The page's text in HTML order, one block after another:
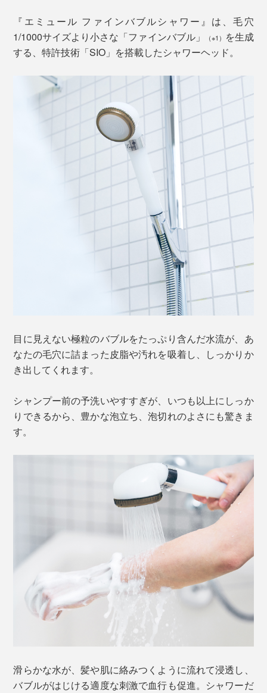
『エミュール ファインバブルシャワー』は、毛穴
1/1000サイズより小さな「ファインバブル」
（※1） を生成
する、特許技術「SIO」を搭載したシャワーヘッド。
目に見えない極粒のバブルをたっぷり含んだ水流が、あ
なたの毛穴に詰まった皮脂や汚れを吸着し、しっかりか
き出してくれます。
シャンプー前の予洗いやすすぎが、いつも以上にしっか
りできるから、豊かな泡立ち、泡切れのよさにも驚きま
す。
滑らかな水が、髪や肌に絡みつくように流れて浸透し、
バブルがはじける適度な刺激で血行も促進。シャワーだ